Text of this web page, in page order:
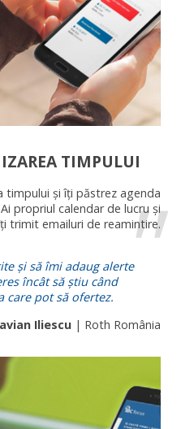
TIMPULUI
timpului și îți păstrez agenda
propriul calendar de lucru și
trimit emailuri de reamintire.
și să îmi adaug alerte
încât să știu când
care pot să ofertez.
Iliescu | Roth România